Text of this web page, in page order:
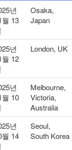
년
월 13
Osaka,
Japan
년
월 12
London, UK
년
월 10
Melbourne,
Victoria,
Australia
년
월 14
Seoul,
South Korea